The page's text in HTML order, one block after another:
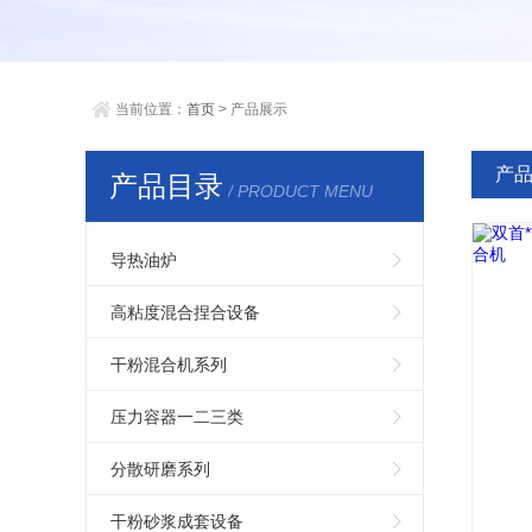
当前位置： 首页 > 产品展示
产品目录 / PRODUCT MENU
导热油炉
高粘度混合捏合设备
干粉混合机系列
压力容器一二三类
分散研磨系列
干粉砂浆成套设备
产